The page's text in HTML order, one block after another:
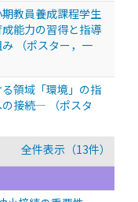
教員養成課程学生
能力の習得と指導
（ポスター，一
領域「環境」の指
の接続―
（ポスタ
全件表示（13件）